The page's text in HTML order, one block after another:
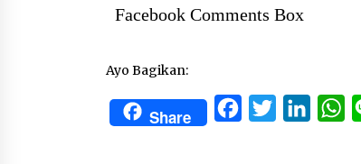
Facebook Comments Box
Ayo Bagikan:
Share FacebookTwitter